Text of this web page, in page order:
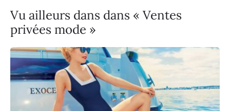
Vu ailleurs dans dans « Ventes
privées mode »